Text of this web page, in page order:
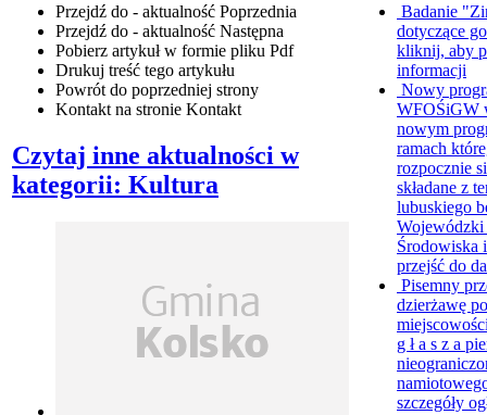
Przejdź do - aktualność Poprzednia
Przejdź do - aktualność Następna
Pobierz artykuł w formie pliku Pdf
Drukuj treść tego artykułu
Powrót do poprzedniej strony
Kontakt na stronie Kontakt
Czytaj inne aktualności w
kategorii: Kultura
Badanie
dotyczące
kliknij, aby
informacji
Nowy
WFOŚiGW
nowym
ramach
rozpocznie
składane z
lubuskiego
Wojewódzki
Środowiska
przejść do
Pisemny
dzierżawę
g ł a s z a
szczegóły